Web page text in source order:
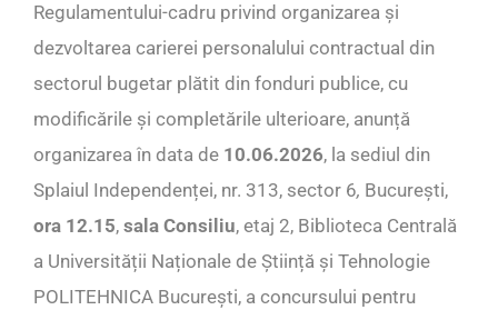
Regulamentului-cadru privind organizarea și
dezvoltarea carierei personalului contractual din
sectorul bugetar plătit din fonduri publice, cu
modificările și completările ulterioare, anunță
organizarea în data de 10.06.2026, la sediul din
Splaiul Independenței, nr. 313, sector 6, București,
ora 12.15, sala Consiliu, etaj 2, Biblioteca Centrală
a Universității Naționale de Știință și Tehnologie
POLITEHNICA București, a concursului pentru